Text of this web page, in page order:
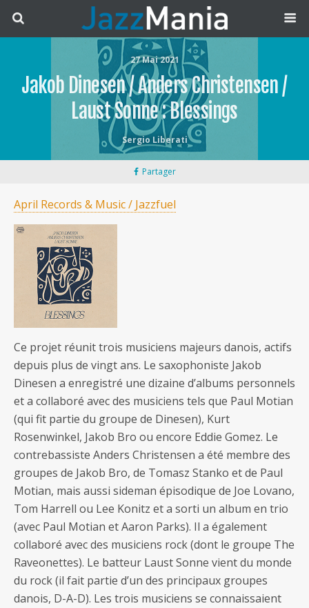
27 Mai 2021
Jakob Dinesen / Anders Christensen /
Laust Sonne : Blessings
Sergio Liberati
Partager
April Records & Music / Jazzfuel
Ce projet réunit trois musiciens majeurs danois, actifs
depuis plus de vingt ans. Le saxophoniste Jakob
Dinesen a enregistré une dizaine d’albums personnels
et a collaboré avec des musiciens tels que Paul Motian
(qui fit partie du groupe de Dinesen), Kurt
Rosenwinkel, Jakob Bro ou encore Eddie Gomez. Le
contrebassiste Anders Christensen a été membre des
groupes de Jakob Bro, de Tomasz Stanko et de Paul
Motian, mais aussi sideman épisodique de Joe Lovano,
Tom Harrell ou Lee Konitz et a sorti un album en trio
(avec Paul Motian et Aaron Parks). Il a également
collaboré avec des musiciens rock (dont le groupe The
Raveonettes). Le batteur Laust Sonne vient du monde
du rock (il fait partie d’un des principaux groupes
danois, D-A-D). Les trois musiciens se connaissaient